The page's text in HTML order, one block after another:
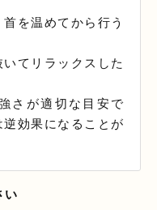
を温めてから行う
てリラックスした
さが適切な目安で
効果になることが
い